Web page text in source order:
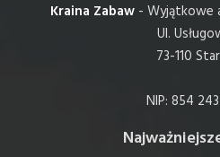
Kraina Zabaw - Wyjątkowe
Ul.
73-110
NIP: 854